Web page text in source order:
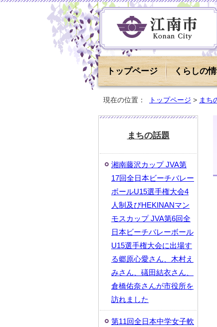
トップページ くらしの
現在の位置： トップページ > まち
まちの話題
湘南藤沢カップ JVA第
17回全日本ビーチバレー
ボールU15選手権大会4
人制及びHEKINANマン
モスカップ JVA第6回全
日本ビーチバレーボール
U15選手権大会に出場す
る郷原心愛さん、木村え
みさん、礒田結衣さん、
倉橋佑奈さんが市役所を
訪れました
第11回全日本中学女子軟